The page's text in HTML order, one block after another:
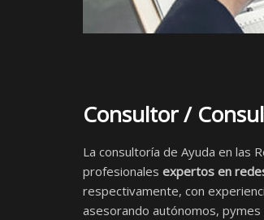
Consultor /
La consultoría de Ayuda en las
profesionales expertos en
respectivamente, con
asesorando autónomos,